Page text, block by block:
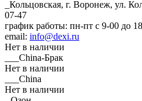
_Кольцовская, г. Воронеж, ул.
07-47
график работы: пн-пт с 9-00 до
email: info@dexi.ru
Нет в наличии
___China-Брак
Нет в наличии
___China
Нет в наличии